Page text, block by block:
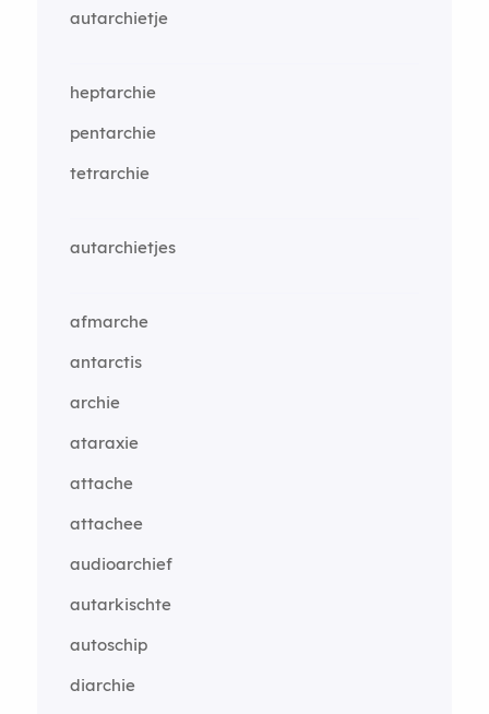
autarchietje
heptarchie
pentarchie
tetrarchie
autarchietjes
afmarche
antarctis
archie
ataraxie
attache
attachee
audioarchief
autarkischte
autoschip
diarchie